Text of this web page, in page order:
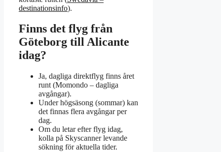
destinationsinfo).
Finns det flyg från
Göteborg till Alicante
idag?
Ja, dagliga direktflyg finns året
runt (Momondo – dagliga
avgångar).
Under högsäsong (sommar) kan
det finnas flera avgångar per
dag.
Om du letar efter flyg idag,
kolla på Skyscanner levande
sökning för aktuella tider.